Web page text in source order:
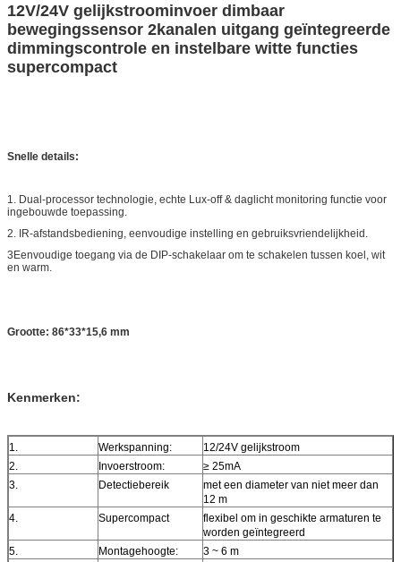
12V/24V gelijkstroominvoer dimbaar
bewegingssensor 2kanalen uitgang geïntegreerde
dimmingscontrole en instelbare witte functies
supercompact
Snelle details:
1. Dual-processor technologie, echte Lux-off & daglicht monitoring functie voor
ingebouwde toepassing.
2. IR-afstandsbediening, eenvoudige instelling en gebruiksvriendelijkheid.
3Eenvoudige toegang via de DIP-schakelaar om te schakelen tussen koel, wit
en warm.
Grootte: 86*33*15,6 mm
Kenmerken:
1. Werkspanning:
12/24V gelijkstroom
2.
Invoerstroom:
≥ 25mA
3.
Detectiebereik
met een diameter van niet meer dan
12 m
4.
Supercompact
flexibel om in geschikte armaturen te
worden geïntegreerd
5.
Montagehoogte:
3 ~ 6 m